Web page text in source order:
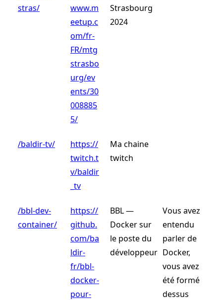
stras/
www.m
eetup.c
om/fr-
FR/mtg
strasbo
urg/ev
ents/30
008885
5/
Strasbourg
2024
/baldir-tv/
https://
twitch.t
v/baldir
_tv
Ma chaine
twitch
/bbl-dev-
container/
https://
github.
com/ba
ldir-
fr/bbl-
docker-
pour-
BBL —
Docker sur
le poste du
développeur
Vous avez
entendu
parler de
Docker,
vous avez
été formé
dessus